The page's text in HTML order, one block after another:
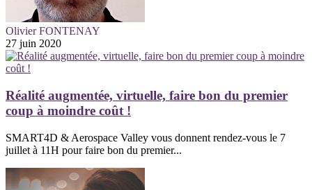
Olivier FONTENAY
27 juin 2020
Réalité augmentée, virtuelle, faire bon du premier
coup à moindre coût !
SMART4D & Aerospace Valley vous donnent rendez-vous le 7
juillet à 11H pour faire bon du premier...